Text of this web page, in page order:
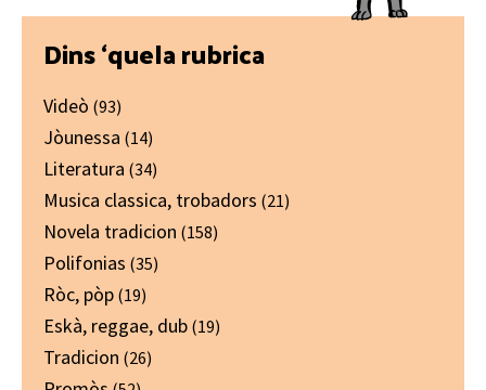
Primary
Sidebar
Dins ‘quela rubrica
Videò (93)
Jòunessa (14)
Literatura (34)
Musica classica, trobadors (21)
Novela tradicion (158)
Polifonias (35)
Ròc, pòp (19)
Eskà, reggae, dub (19)
Tradicion (26)